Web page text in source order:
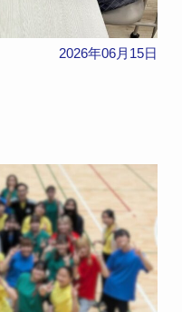
2026年06月15日